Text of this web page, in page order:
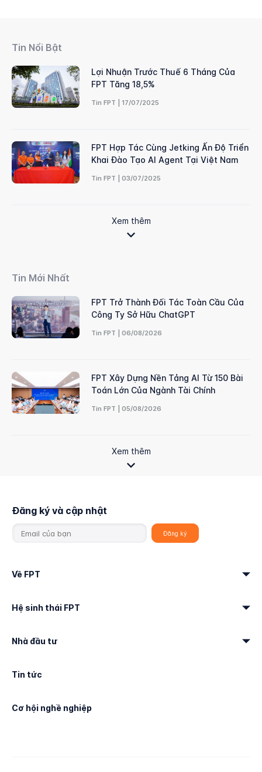
Tin Nổi Bật
Lợi Nhuận Trước Thuế 6 Tháng Của
FPT Tăng 18,5%
Tin FPT | 17/07/2025
FPT Hợp Tác Cùng Jetking Ấn Độ Triển
Khai Đào Tạo AI Agent Tại Việt Nam
Tin FPT | 03/07/2025
Xem thêm
Tin Mới Nhất
FPT Trở Thành Đối Tác Toàn Cầu Của
Công Ty Sở Hữu ChatGPT
Tin FPT | 06/08/2026
FPT Xây Dựng Nền Tảng AI Từ 150 Bài
Toán Lớn Của Ngành Tài Chính
Tin FPT | 05/08/2026
Xem thêm
Đăng ký và cập nhật
Về FPT
Hệ sinh thái FPT
Nhà đầu tư
Tin tức
Cơ hội nghề nghiệp